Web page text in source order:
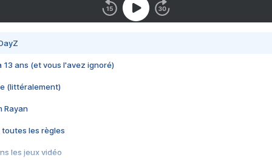
13 ans (et vous l'avez ignoré)
(littéralement)
Rayan
toutes les règles
les jeux vidéo